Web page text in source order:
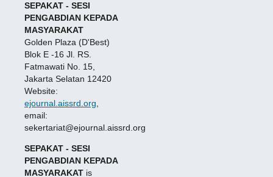
SEPAKAT - SESI
PENGABDIAN KEPADA
MASYARAKAT
Golden Plaza (D'Best)
Blok E -16 Jl. RS.
Fatmawati No. 15,
Jakarta Selatan 12420
Website:
ejournal.aissrd.org,
email:
sekertariat@ejournal.aissrd.org
SEPAKAT - SESI
PENGABDIAN KEPADA
MASYARAKATis